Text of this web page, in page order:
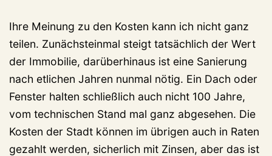
Ihre Meinung zu den Kosten kann ich nicht ganz
teilen. Zunächsteinmal steigt tatsächlich der Wert
der Immobilie, darüberhinaus ist eine Sanierung
nach etlichen Jahren nunmal nötig. Ein Dach oder
Fenster halten schließlich auch nicht 100 Jahre,
vom technischen Stand mal ganz abgesehen. Die
Kosten der Stadt können im übrigen auch in Raten
gezahlt werden, sicherlich mit Zinsen, aber das ist